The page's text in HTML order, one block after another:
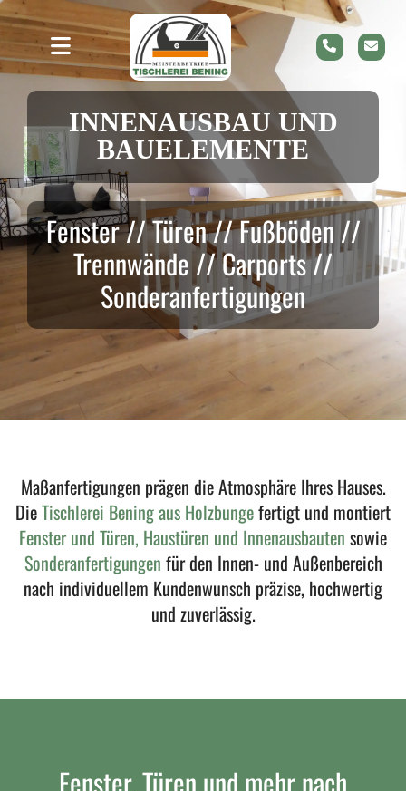
INNENAUSBAU UND
BAUELEMENTE
Fenster // Türen // Fußböden //
Trennwände // Carports //
Sonderanfertigungen
Maßanfertigungen prägen die Atmosphäre Ihres Hauses.
DieTischlerei Bening aus Holzbungefertigt und montiert
Fenster und Türen, Haustüren und Innenausbauten sowie
Sonderanfertigungen für den Innen- und Außenbereich
nach individuellem Kundenwunsch präzise, hochwertig
und zuverlässig.
Fenster, Türen und mehr nach